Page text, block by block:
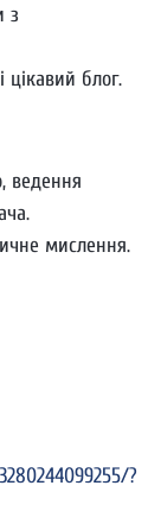
з
цікавий блог.
ведення
мислення.
?